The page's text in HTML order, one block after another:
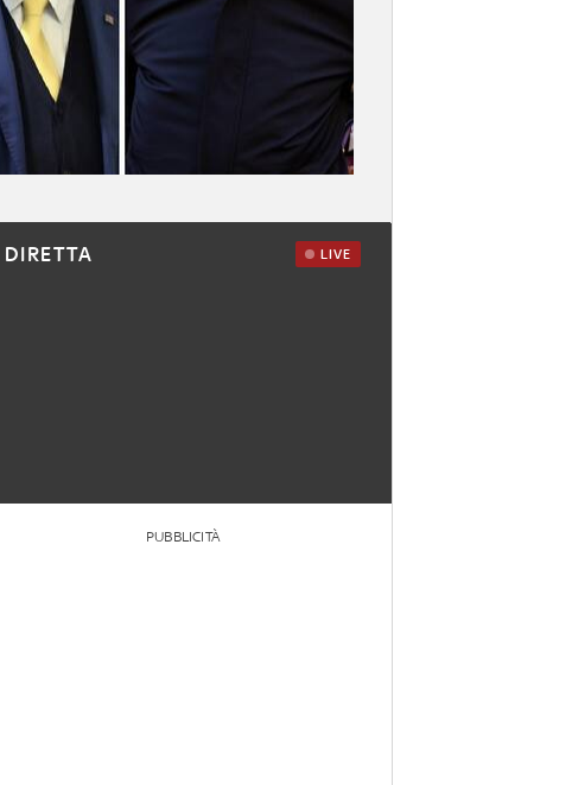
DIRETTA LIVE
PUBBLICITÀ